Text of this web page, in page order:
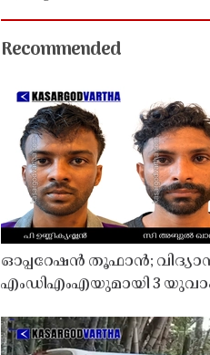
Recommended
ഓപ്പറേഷൻ തൂഫാൻ;
എംഡിഎംഎയുമായി 3